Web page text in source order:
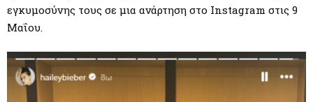
εγκυμοσύνης τους σε μια ανάρτηση στο Instagram στις 9
Μαΐου.